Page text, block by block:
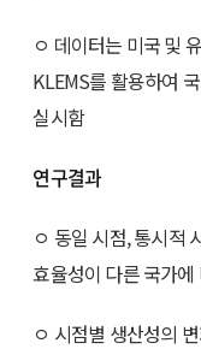
ㅇ 데이터는 미국 및
KLEMS를 활용하여
실시함
연구결과
ㅇ 동일 시점, 통시적
효율성이 다른 국가
ㅇ 시점별 생산성의